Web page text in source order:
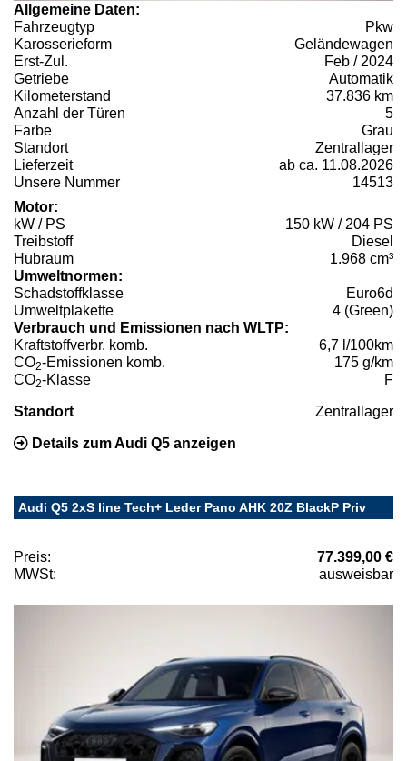
Allgemeine Daten:
Fahrzeugtyp
Pkw
Karosserieform
Geländewagen
Erst-Zul.
Feb / 2024
Getriebe
Automatik
Kilometerstand
37.836 km
Anzahl der Türen
5
Farbe
Grau
Standort
Zentrallager
Lieferzeit
ab ca. 11.08.2026
Unsere Nummer
14513
Motor:
kW / PS
150 kW / 204 PS
Treibstoff
Diesel
Hubraum
1.968 cm³
Umweltnormen:
Schadstoffklasse
Euro6d
Umweltplakette
4 (Green)
Verbrauch und Emissionen nach WLTP:
Kraftstoffverbr. komb.
6,7 l/100km
CO2-Emissionen komb.
175 g/km
CO2-Klasse F
Standort Zentrallager
Details zum Audi Q5 anzeigen
Audi Q5 2xS line Tech+ Leder Pano AHK 20Z BlackP Priv
Preis:
77.399,00 €
MWSt:
ausweisbar